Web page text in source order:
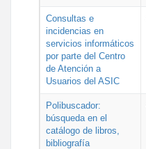
Consultas e
incidencias en
servicios informáticos
por parte del Centro
de Atención a
Usuarios del ASIC
Polibuscador:
búsqueda en el
catálogo de libros,
bibliografía